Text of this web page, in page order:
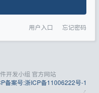
用户入口 忘记密码
开发小组 官方网站
备案号:浙ICP备11006222号-1